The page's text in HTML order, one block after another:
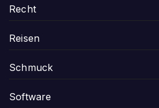
Recht
Reisen
Schmuck
Software